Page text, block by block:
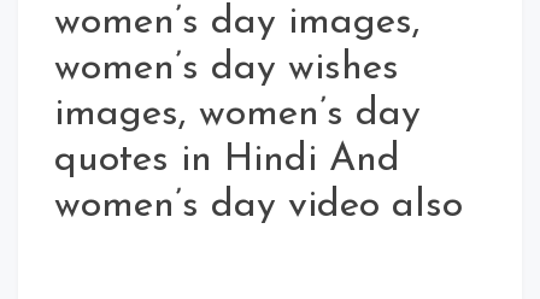
women’s day images,
women’s day wishes
images, women’s day
quotes in Hindi And
women’s day video also